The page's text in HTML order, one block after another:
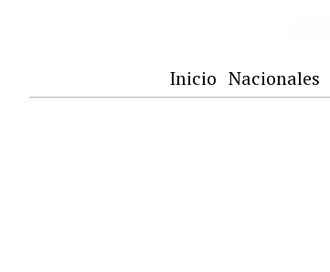
Inicio Nacionales